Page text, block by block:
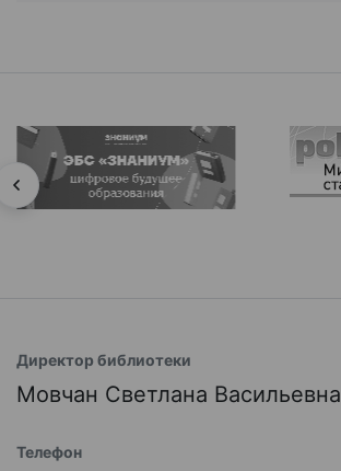
Директор библиотеки
Мовчан Светлана Васильевна
Телефон